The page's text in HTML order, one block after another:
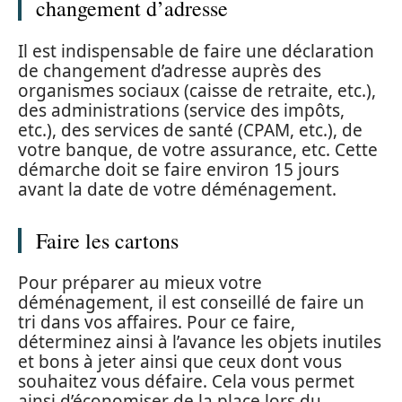
changement d’adresse
Il est indispensable de faire une déclaration
de changement d’adresse auprès des
organismes sociaux (caisse de retraite, etc.),
des administrations (service des impôts,
etc.), des services de santé (CPAM, etc.), de
votre banque, de votre assurance, etc. Cette
démarche doit se faire environ 15 jours
avant la date de votre déménagement.
Faire les cartons
Pour préparer au mieux votre
déménagement, il est conseillé de faire un
tri dans vos affaires. Pour ce faire,
déterminez ainsi à l’avance les objets inutiles
et bons à jeter ainsi que ceux dont vous
souhaitez vous défaire. Cela vous permet